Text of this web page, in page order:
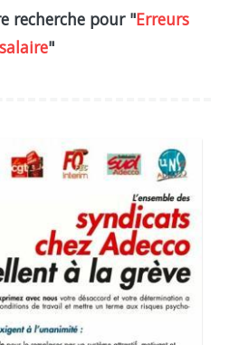
recherche pour "Erreurs
salaire"